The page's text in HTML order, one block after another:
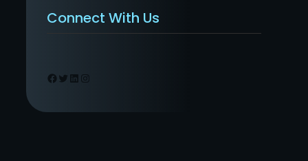
Connect With Us
Facebook Twitter LinkedIn Instagram